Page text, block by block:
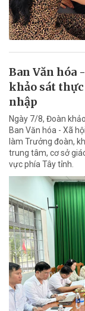
Ban Văn hóa
khảo sát
nhập
Ngày 7/8, Đoàn
Ban Văn hóa - Xã
làm Trưởng đoàn,
trung tâm, cơ sở
vực phía Tây tỉnh.